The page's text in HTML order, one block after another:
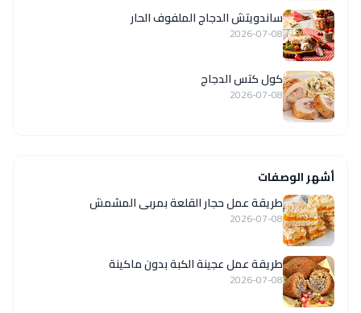
ساندويتش الدجاج الملفوف الحار
2026-07-08
كول كتس الدجاج
2026-07-08
أشهر الوصفات
طريقة عمل حجار القلعة بمربى المشمش
2026-07-08
طريقة عمل عجينة الكبة بدون ماكينة
2026-07-08